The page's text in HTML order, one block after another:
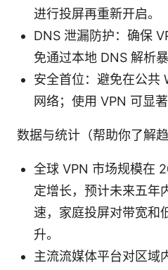
进行投屏再重新开启。
DNS 泄漏防护：确保
免通过本地 DNS 解析
安全首位：避免在公共
网络；使用 VPN 可显著
数据与统计（帮助你了解趋
全球 VPN 市场规模在
定增长，预计未来五年
速，家庭投屏对带宽和
升。
主流流媒体平台对区域